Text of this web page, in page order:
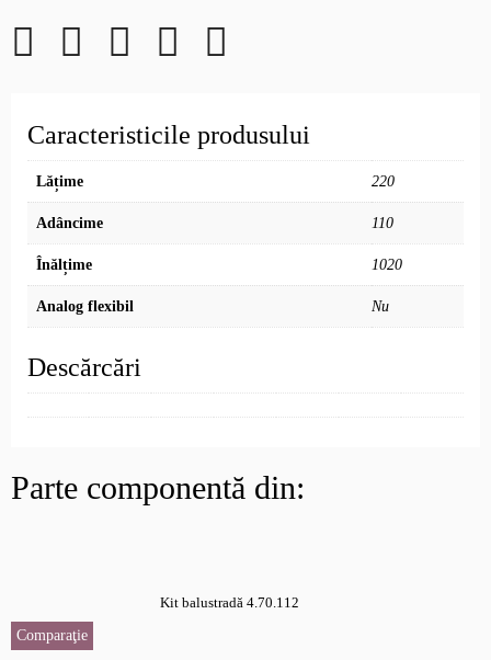
Caracteristicile produsului
Lățime 220
Adâncime 110
Înălțime 1020
Analog flexibil Nu
Descărcări
Parte componentă din:
Kit balustradă 4.70.112
Comparaţie